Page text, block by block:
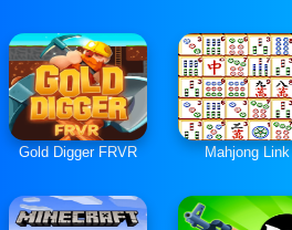
Gold Digger FRVR Mahjong Link